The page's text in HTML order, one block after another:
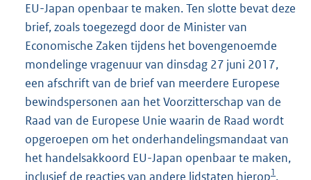
EU-Japan openbaar te maken. Ten slotte bevat deze
brief, zoals toegezegd door de Minister van
Economische Zaken tijdens het bovengenoemde
mondelinge vragenuur van dinsdag 27 juni 2017,
een afschrift van de brief van meerdere Europese
bewindspersonen aan het Voorzitterschap van de
Raad van de Europese Unie waarin de Raad wordt
opgeroepen om het onderhandelingsmandaat van
het handelsakkoord EU-Japan openbaar te maken,
inclusief de reacties van andere lidstaten hierop1.